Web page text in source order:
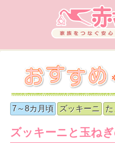
7～8カ月頃 ズッキーニ
ズッキーニと玉ね